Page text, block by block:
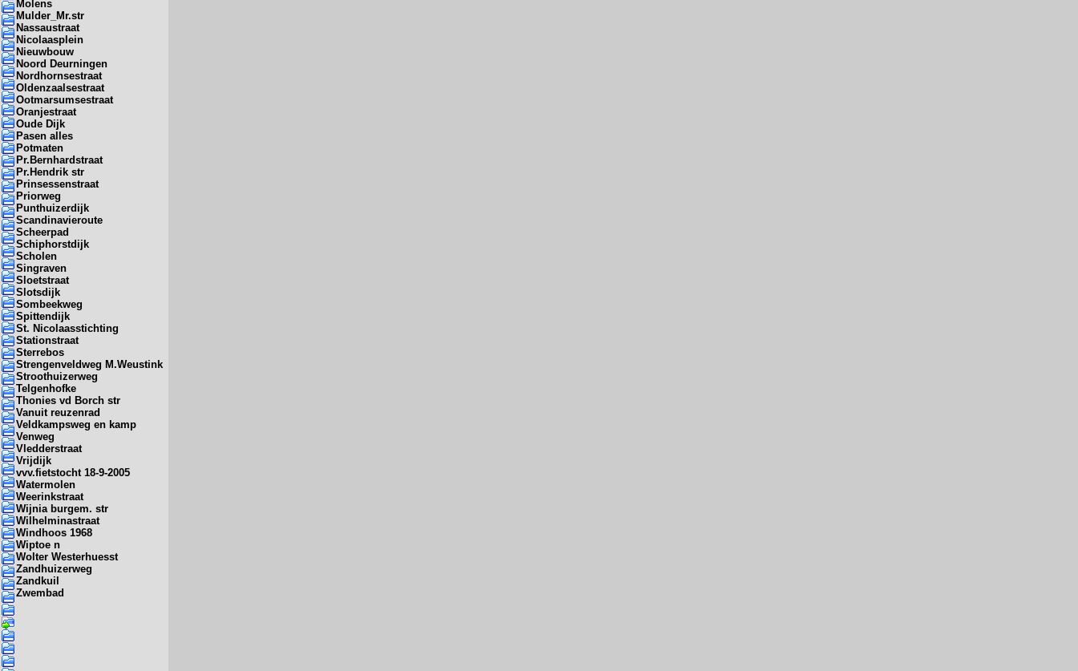
Molens
Mulder_Mr.str
Nassaustraat
Nicolaasplein
Nieuwbouw
Noord Deurningen
Nordhornsestraat
Oldenzaalsestraat
Ootmarsumsestraat
Oranjestraat
Oude Dijk
Pasen alles
Potmaten
Pr.Bernhardstraat
Pr.Hendrik str
Prinsessenstraat
Priorweg
Punthuizerdijk
Scandinavieroute
Scheerpad
Schiphorstdijk
Scholen
Singraven
Sloetstraat
Slotsdijk
Sombeekweg
Spittendijk
St. Nicolaasstichting
Stationstraat
Sterrebos
Strengenveldweg M.Weustink
Stroothuizerweg
Telgenhofke
Thonies vd Borch str
Vanuit reuzenrad
Veldkampsweg en kamp
Venweg
Vledderstraat
Vrijdijk
vvv.fietstocht 18-9-2005
Watermolen
Weerinkstraat
Wijnia burgem. str
Wilhelminastraat
Windhoos 1968
Wiptoe n
Wolter Westerhuesst
Zandhuizerweg
Zandkuil
Zwembad